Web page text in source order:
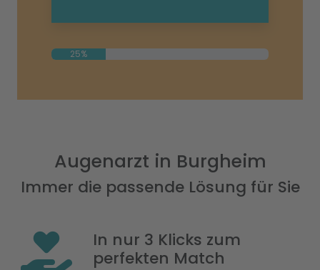
25%
Augenarzt in Burgheim
Immer die passende Lösung für Sie
In nur 3 Klicks zum
perfekten Match